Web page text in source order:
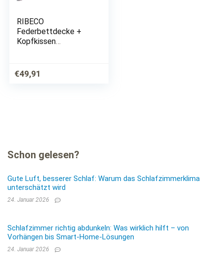
RIBECO
Federbettdecke +
Kopfkissen
LAGERRÄUMUNG!
Solange der Vorrat
€49,91
Schon gelesen?
Gute Luft, besserer Schlaf: Warum das Schlafzimmerklima
unterschätzt wird
24. Januar 2026
Schlafzimmer richtig abdunkeln: Was wirklich hilft – von
Vorhängen bis Smart-Home-Lösungen
24. Januar 2026